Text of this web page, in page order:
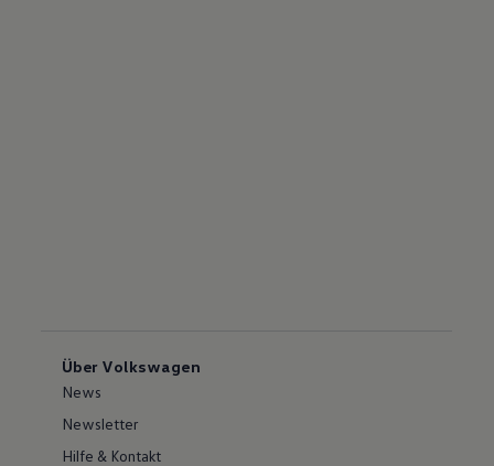
Über Volkswagen
News
Newsletter
Hilfe & Kontakt